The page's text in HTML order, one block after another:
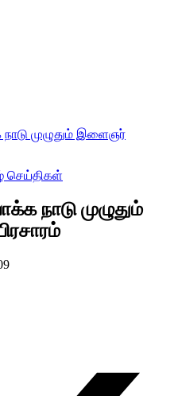
முழுதும் இளைஞர்
செய்திகள்
நாடு முழுதும்